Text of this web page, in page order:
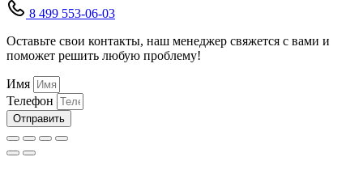
8 499 553-06-03
Оставьте свои контакты, наш менеджер свяжется с вами и
поможет решить любую проблему!
Имя
Телефон
Отправить